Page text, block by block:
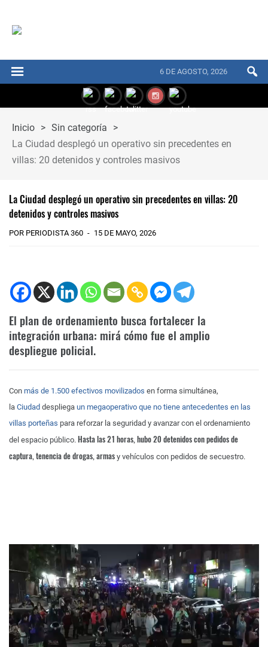
6 DE AGOSTO, 2026
Inicio > Sin categoría
>
La Ciudad desplegó un operativo sin precedentes en
villas: 20 detenidos y controles masivos
La Ciudad desplegó un operativo sin precedentes en villas: 20
detenidos y controles masivos
POR PERIODISTA 360 15 DE MAYO, 2026
El plan de ordenamiento busca fortalecer la
integración urbana: mirá cómo fue el amplio
despliegue policial.
Con más de 1.500 efectivos movilizados en forma simultánea,
la Ciudad despliega un megaoperativo que no tiene antecedentes en las
villas porteñas para reforzar la seguridad y avanzar con el ordenamiento
del espacio público. Hasta las 21 horas, hubo 20 detenidos con pedidos de
captura, tenencia de drogas, armas y vehículos con pedidos de secuestro.